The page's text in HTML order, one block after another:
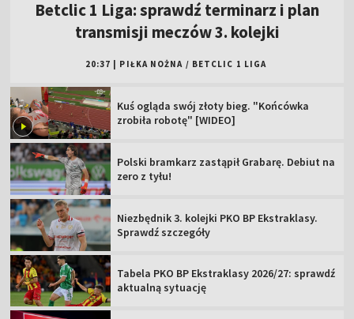
Betclic 1 Liga: sprawdź terminarz i plan
transmisji meczów 3. kolejki
20:37 PIŁKA NOŻNA / BETCLIC 1 LIGA
Kuś ogląda swój złoty bieg. "Końcówka
zrobiła robotę" [WIDEO]
Polski bramkarz zastąpił Grabarę. Debiut na
zero z tyłu!
Niezbędnik 3. kolejki PKO BP Ekstraklasy.
Sprawdź szczegóły
Tabela PKO BP Ekstraklasy 2026/27: sprawdź
aktualną sytuację